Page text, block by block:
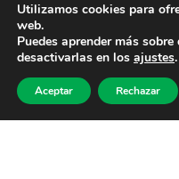
Utilizamos cookies para
web.
Puedes aprender más
desactivarlas en los ajustes.
Aceptar Rechazar